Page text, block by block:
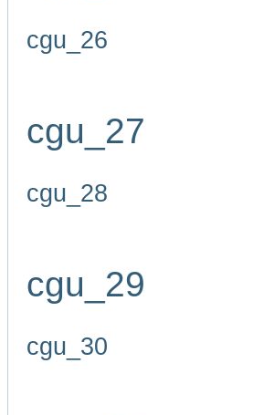
cgu_26
cgu_27
cgu_28
cgu_29
cgu_30